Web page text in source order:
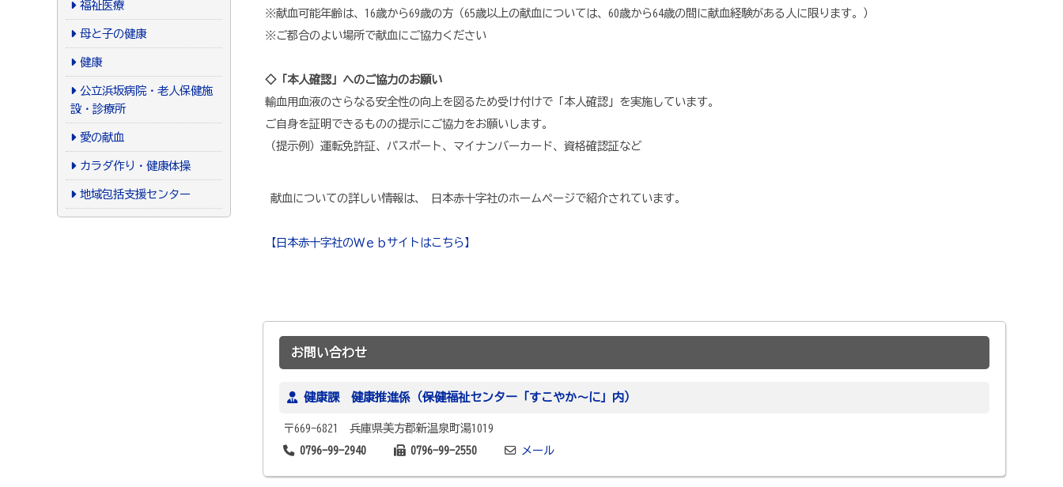
福祉医療
母と子の健康
健康
公立浜坂病院・老人保健施
設・診療所
愛の献血
カラダ作り・健康体操
地域包括支援センター
※献血可能年齢は、16歳から69歳の方（65歳以上の献血については、60歳から64歳の間に献血経験がある人に限ります。）
※ご都合のよい場所で献血にご協力ください
◇「本人確認」へのご協力のお願い
輸血用血液のさらなる安全性の向上を図るため受け付けで「本人確認」を実施しています。
ご自身を証明できるものの提示にご協力をお願いします。
（提示例）運転免許証、パスポート、マイナンバーカード、資格確認証など
献血についての詳しい情報は、 日本赤十字社のホームページで紹介されています。
【日本赤十字社のＷｅｂサイトはこちら】
お問い合わせ
健康課 健康推進係（保健福祉センター「すこやか～に」内）
〒669-6821 兵庫県美方郡新温泉町湯1019
0796-99-2940
0796-99-2550 メール